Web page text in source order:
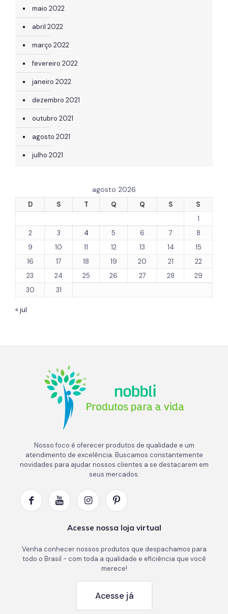
maio 2022
abril 2022
março 2022
fevereiro 2022
janeiro 2022
dezembro 2021
outubro 2021
agosto 2021
julho 2021
agosto 2026
D S T Q Q S
S
1
2
3 4 5 6 7
8
9
10 11 12 13 14
15
16
17 18 19 20 21
22
23
24 25 26 27 28
29
30
31
« jul
Nosso foco é oferecer produtos de qualidade e um
atendimento de excelência. Buscamos constantemente
novidades para ajudar nossos clientes a se destacarem em
seus mercados.
Acesse nossa loja virtual
Venha conhecer nossos produtos que despachamos para
todo o Brasil - com toda a qualidade e eficiência que você
merece!
Acesse já